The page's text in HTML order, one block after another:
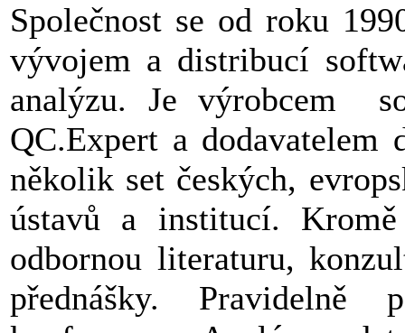
Společnost se od roku
vývojem a distribucí
analýzu. Je výrobcem
QC.Expert a dodavatelem
několik set českých,
ústavů a institucí.
odbornou literaturu,
přednášky. Pravidelně